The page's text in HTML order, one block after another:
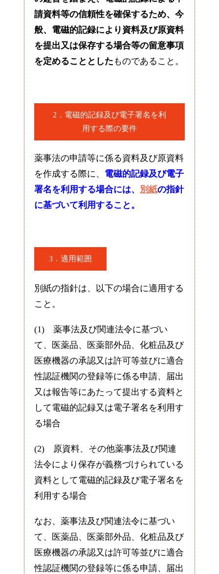
請資料等の信頼性を確保するため、今
般、電磁的記録により資料及び原資料
を提出又は保存する場合等の留意事項
を定めることとした ものであること。
2．電磁的記録及び電子署名を利
用する際の要件
薬事法の申請等に係る資料及び原資料
を作成する際に、 電磁的記録及び電子
署名を利用する場合には、 別紙の指針
に基づいて利用すること。
3．適用範囲
別紙の指針は、以下の場合に適用する
こと。
(1) 薬事法及び関連法令に基づい
て、医薬品、医薬部外品、化粧品及び
医療機器の承認又は許可等並びに適合
性認証機関の登録等に係る申請、届出
又は報告等にあたって提出する資料と
して電磁的記録又は電子署名を利用す
る場合
(2) 原資料、その他薬事法及び関連
法令により保存が義務づけられている
資料として電磁的記録及び電子署名を
利用する場合
なお、薬事法及び関連法令に基づい
て、医薬品、医薬部外品、化粧品及び
医療機器の承認又は許可等並びに適合
性認証機関の登録等に係る申請、届出